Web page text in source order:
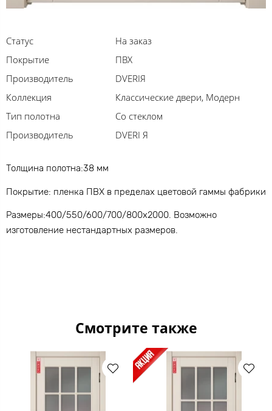
Статус
На заказ
Покрытие
ПВХ
Производитель
DVERIЯ
Коллекция
Классические двери, Модерн
Тип полотна
Со стеклом
Производитель
DVERI Я
Толщина полотна:38 мм
Покрытие: пленка ПВХ в пределах цветовой гаммы фабрики
Размеры:400/550/600/700/800х2000. Возможно
изготовление нестандартных размеров.
Смотрите также